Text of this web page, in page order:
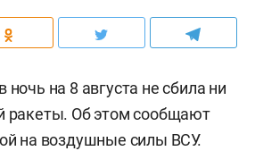
на 8 августа не сбила ни
ракеты. Об этом сообщают
на воздушные силы ВСУ.